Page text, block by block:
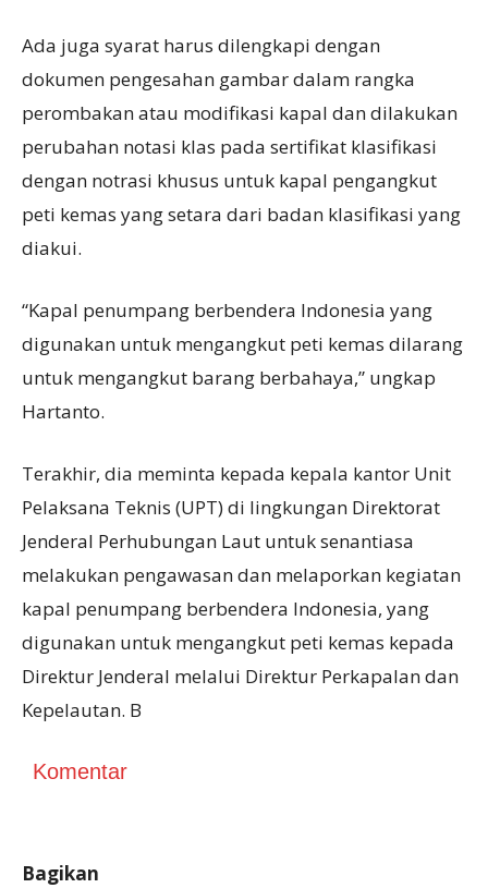
Ada juga syarat harus dilengkapi dengan
dokumen pengesahan gambar dalam rangka
perombakan atau modifikasi kapal dan dilakukan
perubahan notasi klas pada sertifikat klasifikasi
dengan notrasi khusus untuk kapal pengangkut
peti kemas yang setara dari badan klasifikasi yang
diakui.
“Kapal penumpang berbendera Indonesia yang
digunakan untuk mengangkut peti kemas dilarang
untuk mengangkut barang berbahaya,” ungkap
Hartanto.
Terakhir, dia meminta kepada kepala kantor Unit
Pelaksana Teknis (UPT) di lingkungan Direktorat
Jenderal Perhubungan Laut untuk senantiasa
melakukan pengawasan dan melaporkan kegiatan
kapal penumpang berbendera Indonesia, yang
digunakan untuk mengangkut peti kemas kepada
Direktur Jenderal melalui Direktur Perkapalan dan
Kepelautan. B
Komentar
Bagikan